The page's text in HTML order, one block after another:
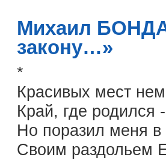
Михаил
закону…»
*
Красивых мест
Край, где родился
Но поразил меня
Своим раздольем